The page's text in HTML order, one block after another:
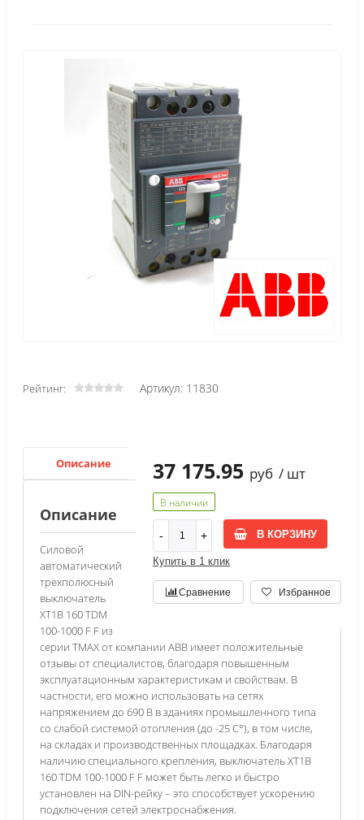
Рейтинг: Артикул: 11830
37 175.95 руб / шт
В наличии
В КОРЗИНУ
Купить в 1 клик
Сравнение Избранное
Описание Характеристики
Описание
Силовой
автоматический
трехполюсный
выключатель
XT1B 160 TDM
100-1000 F F из
серии TMAX от компании АВВ имеет положительные
отзывы от специалистов, благодаря повышенным
эксплуатационным характеристикам и свойствам. В
частности, его можно использовать на сетях
напряжением до 690 В в зданиях промышленного типа
со слабой системой отопления (до -25 С°), в том числе,
на складах и производственных площадках. Благодаря
наличию специального крепления, выключатель XT1B
160 TDM 100-1000 F F может быть легко и быстро
установлен на DIN-рейку – это способствует ускорению
подключения сетей электроснабжения.